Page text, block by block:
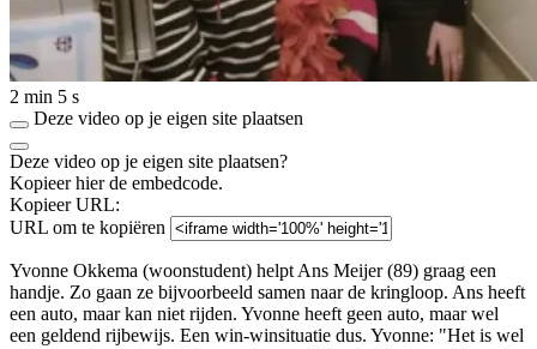
2 min 5 s
Deze video op je eigen site plaatsen
Deze video op je eigen site plaatsen?
Kopieer hier de embedcode.
Kopieer URL:
URL om te kopiëren
Yvonne Okkema (woonstudent) helpt Ans Meijer (89) graag een
handje. Zo gaan ze bijvoorbeeld samen naar de kringloop. Ans heeft
een auto, maar kan niet rijden. Yvonne heeft geen auto, maar wel
een geldend rijbewijs. Een win-winsituatie dus. Yvonne: "Het is wel